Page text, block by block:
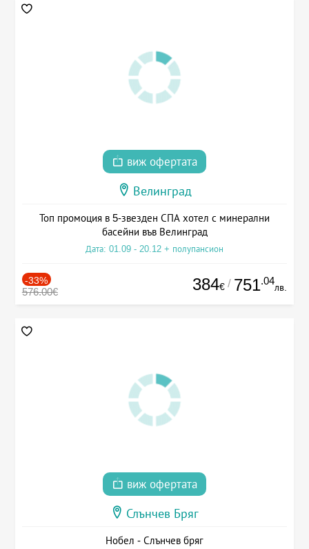
виж офертата
Велинград
Топ промоция в 5-звезден СПА хотел с минерални
басейни във Велинград
Дата: 01.09 - 20.12 + полупансион
-33%
576.00€ 384€ / 751.04
лв.
виж офертата
Слънчев Бряг
Нобел - Слънчев бряг